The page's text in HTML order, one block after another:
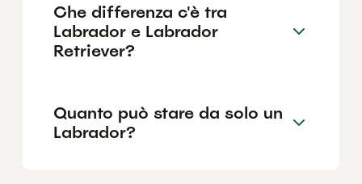
Che differenza c'è tra
Labrador e Labrador
Retriever?
Quanto può stare da solo un
Labrador?